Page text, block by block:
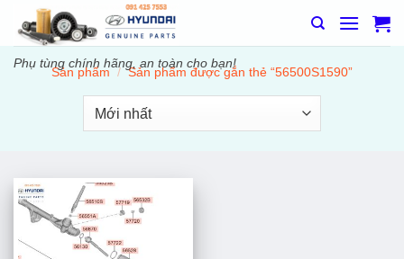
qua
nội
Phụ tùng chính hãng, an toàn cho bạn!
Sản phẩm / Sản phẩm được gắn thẻ “56500S1590”